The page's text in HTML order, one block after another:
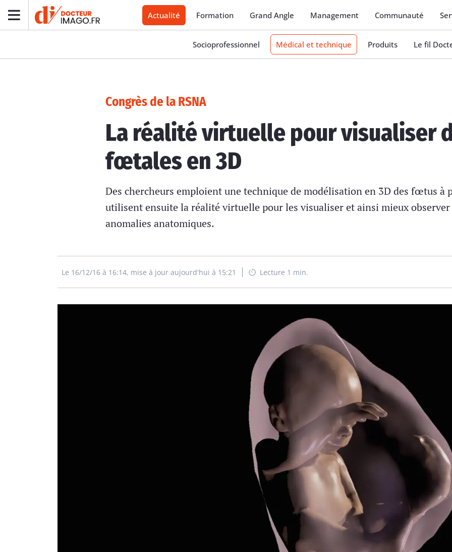
Actualité Formation Grand Angle Management Communauté
Socioprofessionnel Médical et technique Produits Le fil
Congrès de la RSNA
La réalité virtuelle pour visualiser
fœtales en 3D
Des chercheurs emploient une technique de modélisation en 3D des fœtus à
utilisent ensuite la réalité virtuelle pour les visualiser et ainsi mieux observer
anomalies anatomiques.
Le 16/12/16 à 16:14, mise à jour aujourd'hui à 15:21 Lecture 1 min.